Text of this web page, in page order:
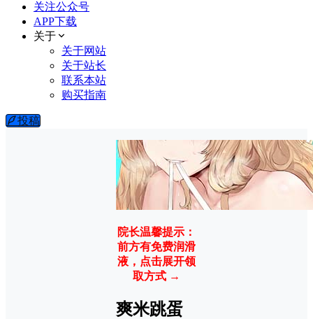
关注公众号
APP下载
关于
关于网站
关于站长
联系本站
购买指南
投稿
院长温馨提示：
前方有免费润滑
液，点击展开领
取方式 →
爽米跳蛋